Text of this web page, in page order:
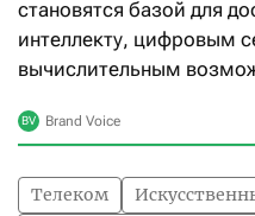
становятся базой для
интеллекту, цифровым
вычислительным
Телеком